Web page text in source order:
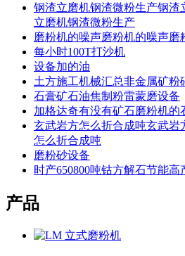
钢渣立磨机钢渣微粉生产钢渣
立磨机钢渣微粉生产
磨粉机的噪声磨粉机的噪声磨
每小时100T打沙机
设备加的油
土方施工机械汇总非金属矿粉
石膏矿石油焦制粉雷蒙磨设备
加格达奇有没有矿石磨粉机的
玄武岩方怎么折合成吨玄武岩
怎么折合成吨
磨粉砂设备
时产650800吨钴方解石节能高
产品